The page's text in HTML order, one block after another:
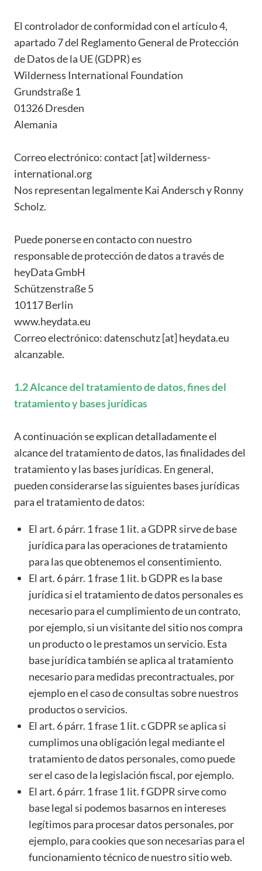
El controlador de conformidad con el artículo 4,
apartado 7 del Reglamento General de Protección
de Datos de la UE (GDPR) es
Wilderness International Foundation
Grundstraße 1
01326 Dresden
Alemania
Correo electrónico: contact [at] wilderness-
international.org
Nos representan legalmente Kai Andersch y Ronny
Scholz.
Puede ponerse en contacto con nuestro
responsable de protección de datos a través de
heyData GmbH
Schützenstraße 5
10117 Berlin
www.heydata.eu
Correo electrónico: datenschutz [at] heydata.eu
alcanzable.
1.2 Alcance del tratamiento de datos, fines del
tratamiento y bases jurídicas
A continuación se explican detalladamente el
alcance del tratamiento de datos, las finalidades del
tratamiento y las bases jurídicas. En general,
pueden considerarse las siguientes bases jurídicas
para el tratamiento de datos:
El art. 6 párr. 1 frase 1 lit. a GDPR sirve de base
jurídica para las operaciones de tratamiento
para las que obtenemos el consentimiento.
El art. 6 párr. 1 frase 1 lit. b GDPR es la base
jurídica si el tratamiento de datos personales es
necesario para el cumplimiento de un contrato,
por ejemplo, si un visitante del sitio nos compra
un producto o le prestamos un servicio. Esta
base jurídica también se aplica al tratamiento
necesario para medidas precontractuales, por
ejemplo en el caso de consultas sobre nuestros
productos o servicios.
El art. 6 párr. 1 frase 1 lit. c GDPR se aplica si
cumplimos una obligación legal mediante el
tratamiento de datos personales, como puede
ser el caso de la legislación fiscal, por ejemplo.
El art. 6 párr. 1 frase 1 lit. f GDPR sirve como
base legal si podemos basarnos en intereses
legítimos para procesar datos personales, por
ejemplo, para cookies que son necesarias para el
funcionamiento técnico de nuestro sitio web.